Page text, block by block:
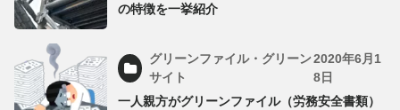
の特徴を一挙紹介
グリーンファイル・グリーン
サイト
2020年6月1
8日
一人親方がグリーンファイル（労務安全書類）